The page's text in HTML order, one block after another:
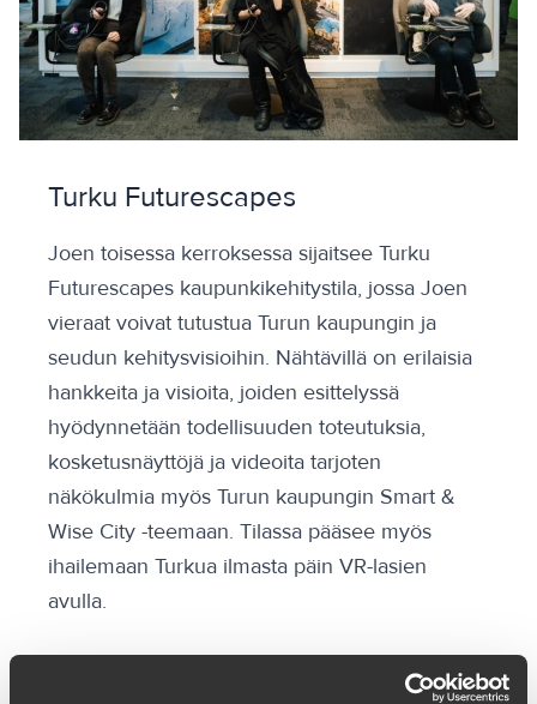
Turku Futurescapes
Joen toisessa kerroksessa sijaitsee Turku
Futurescapes kaupunkikehitystila, jossa Joen
vieraat voivat tutustua Turun kaupungin ja
seudun kehitysvisioihin. Nähtävillä on erilaisia
hankkeita ja visioita, joiden esittelyssä
hyödynnetään todellisuuden toteutuksia,
kosketusnäyttöjä ja videoita tarjoten
näkökulmia myös Turun kaupungin Smart &
Wise City -teemaan. Tilassa pääsee myös
ihailemaan Turkua ilmasta päin VR-lasien
avulla.